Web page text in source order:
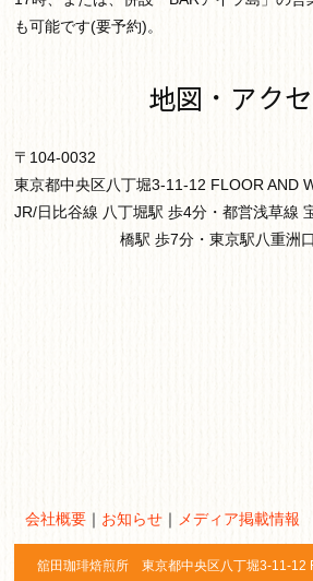
も可能です(要予約)。
地図・アク
〒104-0032
東京都中央区八丁堀3-11-12 FLOOR AND
JR/日比谷線 八丁堀駅 歩4分・都営浅草線
橋駅 歩7分・東京駅八重洲
会社概要 ｜ お知らせ ｜ メディア掲載情報
舘田珈琲焙煎所 東京都中央区八丁堀3-11-12